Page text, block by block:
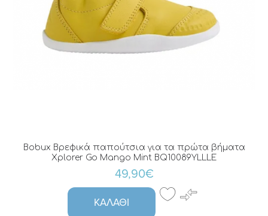
Bobux Βρεφικά παπούτσια για τα πρώτα βήματα
Xplorer Go Mango Mint BQ10089YLLLE
49,90€
ΚΑΛΆΘΙ